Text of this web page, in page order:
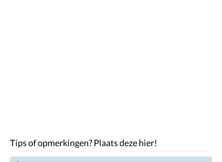
Tips of opmerkingen? Plaats deze hier!